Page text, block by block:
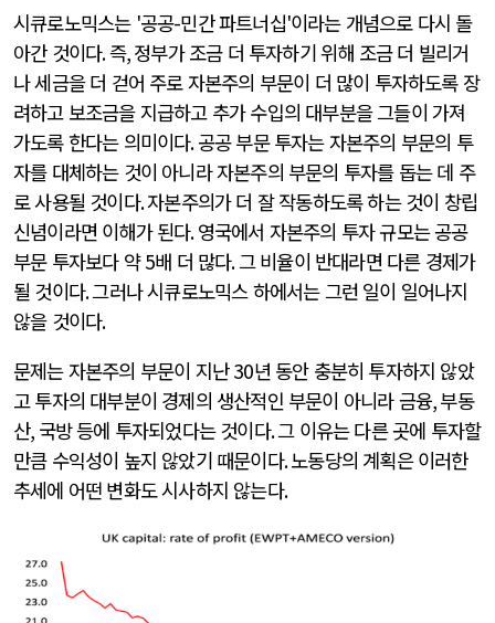
시큐로노믹스는 '공공-민간 파트너십'이라는 개념으로 다시 돌
아간 것이다.즉,정부가 조금 더 투자하기 위해 조금 더 빌리거
나 세금을 더 걷어 주로 자본주의 부문이 더 많이 투자하도록 장
려하고 보조금을 지급하고 추가 수입의 대부분을 그들이 가져
가도록 한다는 의미이다.공공 부문 투자는 자본주의 부문의 투
자를 대체하는 것이 아니라 자본주의 부문의 투자를 돕는 데 주
로 사용될 것이다.자본주의가 더 잘 작동하도록 하는 것이 창립
신념이라면 이해가 된다.영국에서 자본주의 투자 규모는 공공
부문 투자보다 약5배 더 많다.그 비율이 반대라면 다른 경제가
될 것이다.그러나 시큐로노믹스 하에서는 그런 일이 일어나지
않을 것이다.
문제는 자본주의 부문이 지난30년 동안 충분히 투자하지 않았
고 투자의 대부분이 경제의 생산적인 부문이 아니라 금융,부동
산, 국방 등에 투자되었다는 것이다.그 이유는 다른 곳에 투자할
만큼 수익성이 높지 않았기 때문이다.노동당의 계획은 이러한
추세에 어떤 변화도 시사하지 않는다.